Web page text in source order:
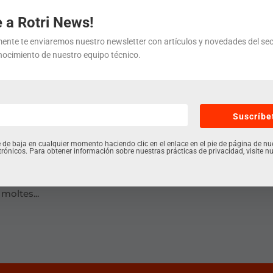
Aceptar Denegar Ver
productes és quedar-se ancorat en el passat: tot
A Rotri portem 25 anys assegurant-nos de què els seus
en aquest temps...
càrrega
assessorem als nostres clients per ajudar-los a
per exemple, és una fantàstica forma d’optimitzar
a Rotri News!
te enviaremos nuestro newsletter con artículos y novedades del
de nuestro equipo técnico.
de baja en cualquier momento haciendo clic en el enlace en el pie de página de
Para obtener información sobre nuestras prácticas de privacidad, visite